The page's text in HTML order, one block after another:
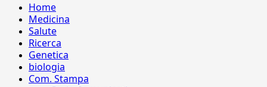
Home
Medicina
Salute
Ricerca
Genetica
biologia
Com. Stampa